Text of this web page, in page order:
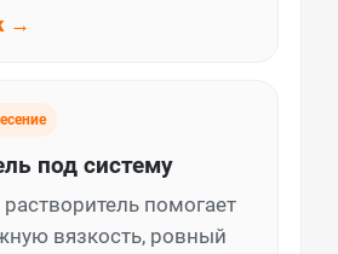
→
под систему
помогает
вязкость, ровный